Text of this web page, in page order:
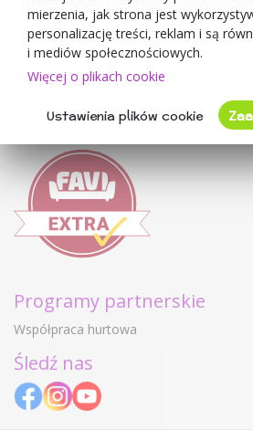
Regulamin sklepu
Ochrona danych osobowych GDPR
Kontakty
Oceny klientów
Programy partnerskie
Współpraca hurtowa
Śledź nas
mierzenia, jak strona jest
personalizację treści, reklam i są
i mediów społecznościowych.
Więcej o plikach cookie
Ustawienia plików cookie